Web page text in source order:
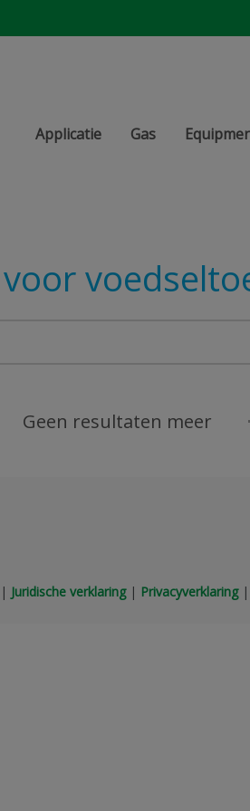
Applicatie Gas
Geen resultaten meer
| Juridische verklaring| Privacyverklaring|